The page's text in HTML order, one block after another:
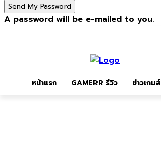
A password will be e-mailed to you.
หน้าแรก GAMERR รีวิว ข่าวเกมส์